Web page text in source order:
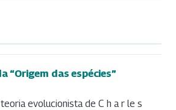
“Origem das espécies”
evolucionista de C h a r le s